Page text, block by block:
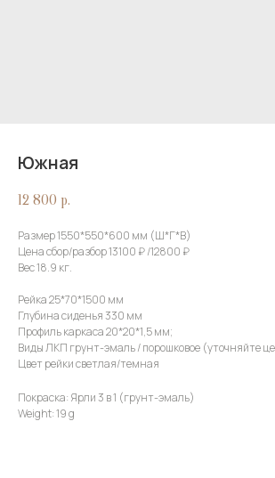
Южная
12 800 р.
Размер 1550*550*600 мм (Ш*Г*В)
Цена сбор/разбор 13100 ₽ /12800 ₽
Вес 18.9 кг.
Рейка 25*70*1500 мм
Глубина сиденья 330 мм
Профиль каркаса 20*20*1,5 мм;
Виды ЛКП грунт-эмаль / порошковое (уточняйте
Цвет рейки светлая/темная
Покраска: Ярли 3 в 1 (грунт-эмаль)
Weight: 19 g